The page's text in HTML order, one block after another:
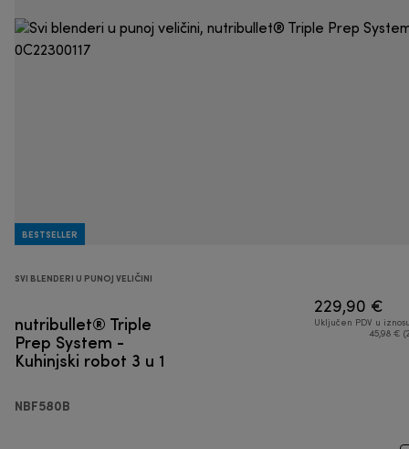
BESTSELLER
SVI BLENDERI U PUNOJ VELIČINI
nutribullet® Triple
Prep System -
Kuhinjski robot 3 u 1
NBF580B
229,90 €
Uključen PDV u
45,98 €